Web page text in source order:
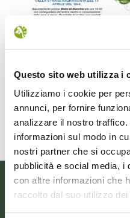
Questo sito web utilizza i
Utilizziamo i cookie per
annunci, per fornire
analizzare il nostro
informazioni sul modo in
nostri partner che si
pubblicità e social media, i
con altre informazioni che
raccolto dal suo utilizzo
UN FESTIVAL DIFFUSOper
vallePASSI NEL BUIO: NELLA
DELLE LUCCIOLE" 13
Leggi tutto